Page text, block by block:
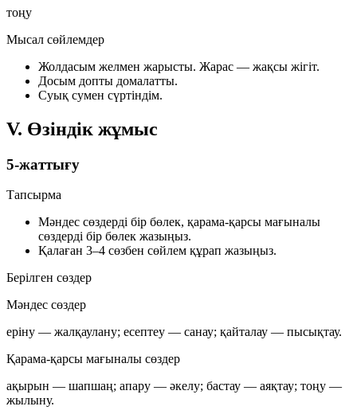
тоңу
Мысал сөйлемдер
Жолдасым желмен жарысты. Жарас — жақсы жігіт.
Досым допты домалатты.
Суық сумен сүртіндім.
V. Өзіндік жұмыс
5-жаттығу
Тапсырма
Мәндес сөздерді бір бөлек, қарама-қарсы мағыналы
сөздерді бір бөлек жазыңыз.
Қалаған 3–4 сөзбен сөйлем құрап жазыңыз.
Берілген сөздер
Мәндес сөздер
еріну — жалқаулану; есептеу — санау; қайталау — пысықтау.
Қарама-қарсы мағыналы сөздер
ақырын — шапшаң; апару — әкелу; бастау — аяқтау; тоңу —
жылыну.